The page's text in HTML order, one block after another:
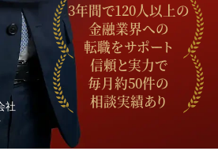
3年間で120人以上の
金融業界への
転職をサポート
信頼と実力で
毎月約50件の
相談実績あり
社